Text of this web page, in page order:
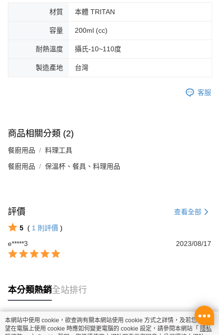
材質 本體 TRITAN
容量 200ml (cc)
耐熱溫度 攝氏-10~110度
製造產地 台灣
客服
商品相關分類 (2)
餐廚用品 料理工具
餐廚用品 保溫杯、餐具、料理用品
評價 查看全部
5 ( 1 則評價 )
e*****3
2023/08/17
本分類熱銷全站排行
熱門標籤
本網站中使用 cookie，欲查詢有關本網站使用 cookie 方式之詳情，及若您不希
望在電腦上使用 cookie 時應如何變更電腦的 cookie 設定，請參閱本網站「 隱私